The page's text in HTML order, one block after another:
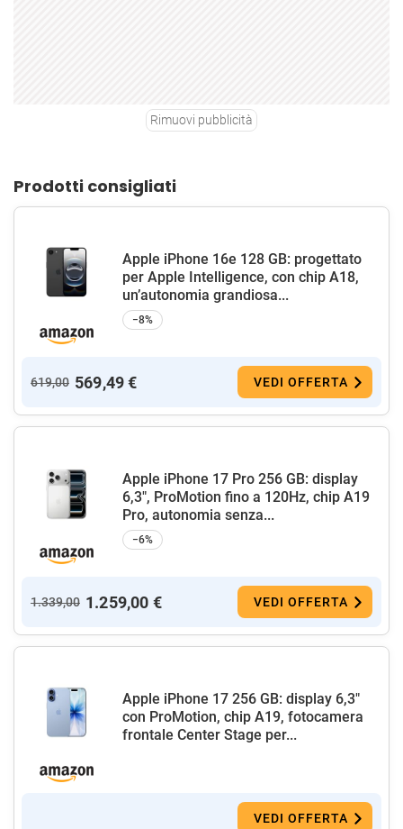
Rimuovi pubblicità
Prodotti consigliati
Apple iPhone 16e 128 GB: progettato
per Apple Intelligence, con chip A18,
un’autonomia grandiosa...
−8%
619,00 569,49 € VEDI OFFERTA
Apple iPhone 17 Pro 256 GB: display
6,3", ProMotion fino a 120Hz, chip A19
Pro, autonomia senza...
−6%
1.339,00 1.259,00 € VEDI OFFERTA
Apple iPhone 17 256 GB: display 6,3"
con ProMotion, chip A19, fotocamera
frontale Center Stage per...
VEDI OFFERTA